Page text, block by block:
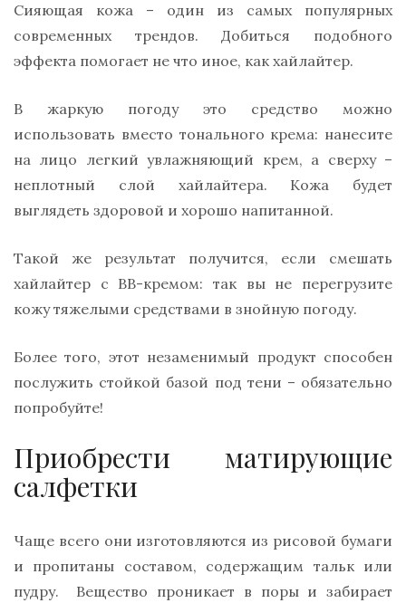
Сияющая кожа – один из самых популярных
современных трендов. Добиться подобного
эффекта помогает не что иное, как хайлайтер.
В жаркую погоду это средство можно
использовать вместо тонального крема: нанесите
на лицо легкий увлажняющий крем, а сверху –
неплотный слой хайлайтера. Кожа будет
выглядеть здоровой и хорошо напитанной.
Такой же результат получится, если смешать
хайлайтер с BB-кремом: так вы не перегрузите
кожу тяжелыми средствами в знойную погоду.
Более того, этот незаменимый продукт способен
послужить стойкой базой под тени – обязательно
попробуйте!
Приобрести матирующие
салфетки
Чаще всего они изготовляются из рисовой бумаги
и пропитаны составом, содержащим тальк или
пудру. Вещество проникает в поры и забирает